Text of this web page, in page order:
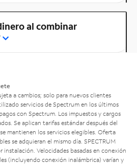
al combinar
a cambios; solo para nuevos clientes
servicios de Spectrum en los últimos
con Spectrum. Los impuestos y cargos
Se aplican tarifas estándar después del
mantienen los servicios elegibles. Oferta
se adquieran el mismo día. SPECTRUM
instalación. Velocidades basadas en conexión
(incluyendo conexión inalámbrica) varían y